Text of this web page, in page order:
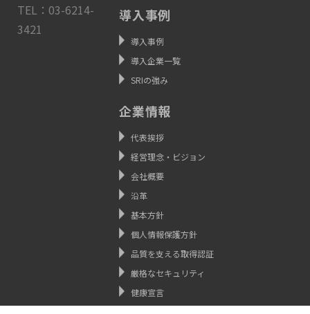
TEL：03-6214-
3421
導入事例
導入事例
導入企業一覧
SRIの強み
企業情報
代表挨拶
経営理念・ビジョン
会社概要
沿革
基本方針
個人情報保護方針
品質を支える取得認証
厳格なセキュリティ
健康宣言